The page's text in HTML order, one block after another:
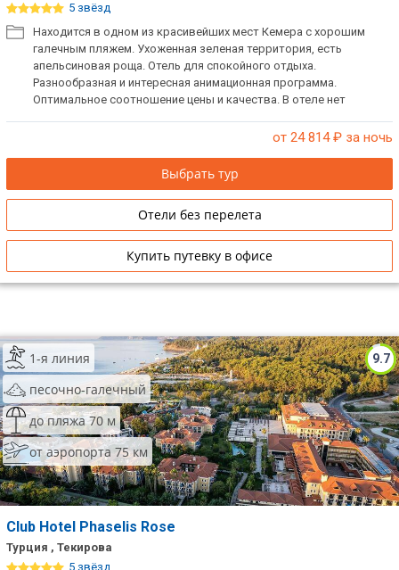
5 звёзд
Находится в одном из красивейших мест Кемера с хорошим
галечным пляжем. Ухоженная зеленая территория, есть
апельсиновая роща. Отель для спокойного отдыха.
Разнообразная и интересная анимационная программа.
Оптимальное соотношение цены и качества. В отеле нет
от 24 814₽ за ночь
Выбрать тур
Отели без перелета
Купить путевку в офисе
9.7
1-я линия
песочно-галечный
до пляжа 70 м
от аэропорта 75 км
Club Hotel Phaselis Rose
Турция , Текирова
5 звёзд